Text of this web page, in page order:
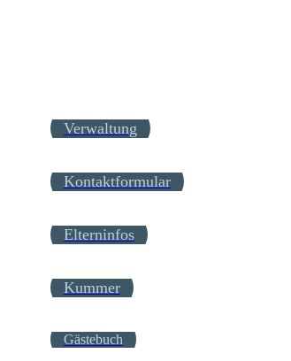
Verwaltung
Kontaktformular
Elterninfos
Kummer
Gästebuch